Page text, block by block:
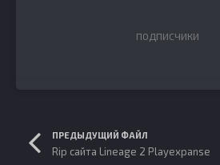
ПОДПИСЧИКИ
ПРЕДЫДУЩИЙ ФАЙЛ
Rip сайта Lineage 2 Playexpanse